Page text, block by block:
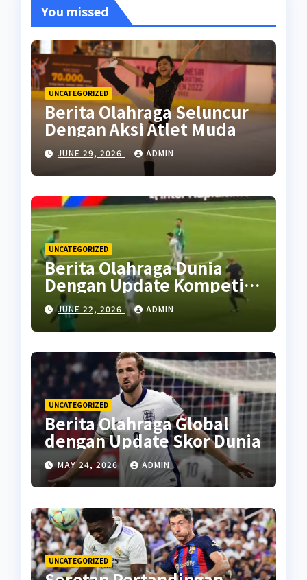
You missed
UNCATEGORIZED
Berita Olahraga Seluncur
Dengan Aksi Atlet Muda
JUNE 29, 2026 ADMIN
UNCATEGORIZED
Berita Olahraga Dunia
Dengan Update Kompetisi
Terbaru
JUNE 22, 2026 ADMIN
UNCATEGORIZED
Berita Olahraga Global
dengan Update Skor Dunia
MAY 24, 2026 ADMIN
UNCATEGORIZED